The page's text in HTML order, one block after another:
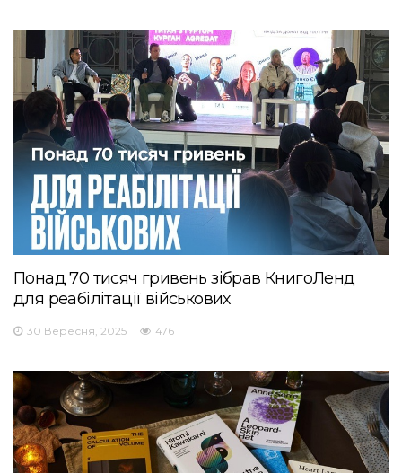
Понад 70 тисяч гривень зібрав КнигоЛенд
для реабілітації військових
30 Вересня, 2025 476